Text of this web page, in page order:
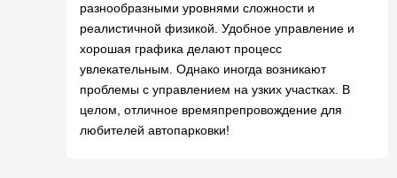
разнообразными уровнями сложности и
реалистичной физикой. Удобное управление и
хорошая графика делают процесс
увлекательным. Однако иногда возникают
проблемы с управлением на узких участках. В
целом, отличное времяпрепровождение для
любителей автопарковки!